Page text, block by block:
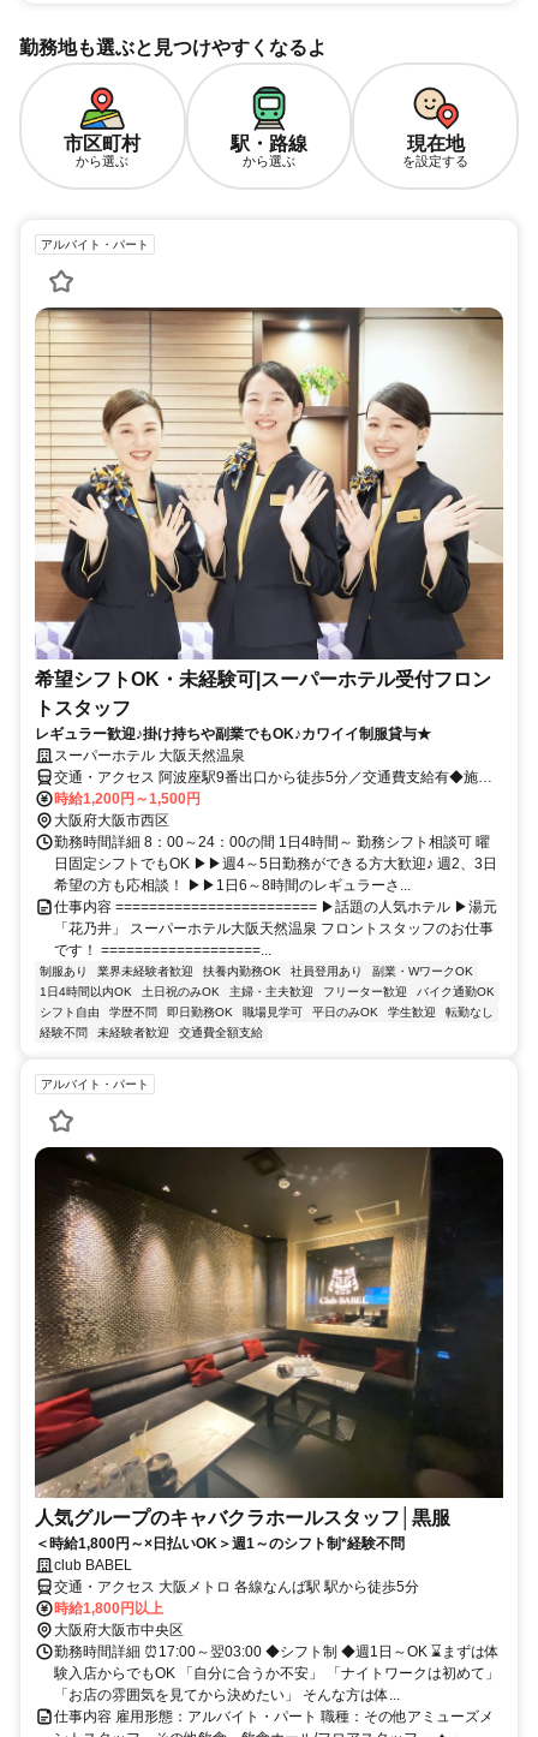
勤務地も選ぶと見つけやすくなるよ
市区町村
から選ぶ
駅・路線
から選ぶ
現在地
を設定する
アルバイト・パート
希望シフトOK・未経験可|スーパーホテル受付フロン
トスタッフ
レギュラー歓迎♪掛け持ちや副業でもOK♪カワイイ制服貸与★
スーパーホテル 大阪天然温泉
交通・アクセス 阿波座駅9番出口から徒歩5分／交通費支給有◆施設
に付帯する設備である温泉や サウナの利用は出勤後に従業員の皆さ
んも利用OK！
時給1,200円～1,500円
大阪府大阪市西区
勤務時間詳細 8：00～24：00の間 1日4時間～ 勤務シフト相談可 曜
日固定シフトでもOK ▶▶週4～5日勤務ができる方大歓迎♪ 週2、3日
希望の方も応相談！ ▶▶1日6～8時間のレギュラーさ...
仕事内容 ======================== ▶話題の人気ホテル ▶湯元
「花乃井」 スーパーホテル大阪天然温泉 フロントスタッフのお仕事
です！ ===================...
制服あり 業界未経験者歓迎 扶養内勤務OK 社員登用あり
副業・WワークOK
1日4時間以内OK
土日祝のみOK 主婦・主夫歓迎 フリーター歓迎
バイク通勤OK
シフト自由
学歴不問 即日勤務OK 職場見学可 平日のみOK 学生歓迎
転勤なし
経験不問
未経験者歓迎 交通費全額支給
アルバイト・パート
人気グループのキャバクラホールスタッフ│黒服
＜時給1,800円～×日払いOK＞週1～のシフト制*経験不問
club BABEL
交通・アクセス 大阪メトロ 各線なんば駅 駅から徒歩5分
時給1,800円以上
大阪府大阪市中央区
勤務時間詳細 ⏰17:00～翌03:00 ◆シフト制 ◆週1日～OK ⌛まずは体
験入店からでもOK 「自分に合うか不安」 「ナイトワークは初めて」
「お店の雰囲気を見てから決めたい」 そんな方は体...
仕事内容 雇用形態：アルバイト・パート 職種：その他アミューズメ